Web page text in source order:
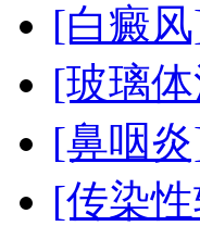
[白癜
[玻璃
[鼻咽
[传染